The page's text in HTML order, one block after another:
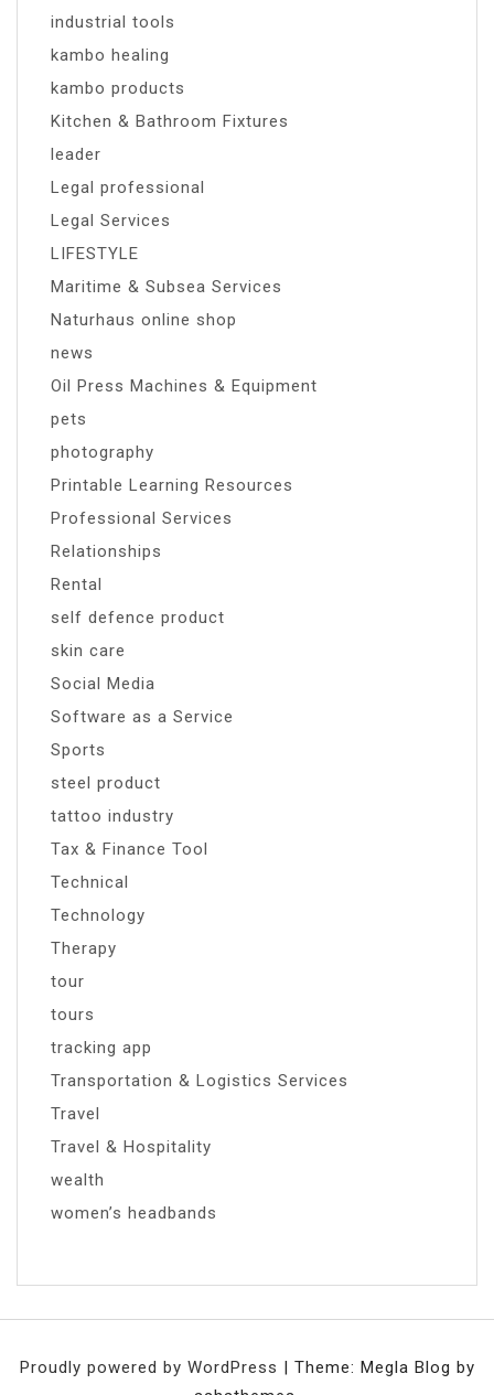
industrial tools
kambo healing
kambo products
Kitchen & Bathroom Fixtures
leader
Legal professional
Legal Services
LIFESTYLE
Maritime & Subsea Services
Naturhaus online shop
news
Oil Press Machines & Equipment
pets
photography
Printable Learning Resources
Professional Services
Relationships
Rental
self defence product
skin care
Social Media
Software as a Service
Sports
steel product
tattoo industry
Tax & Finance Tool
Technical
Technology
Therapy
tour
tours
tracking app
Transportation & Logistics Services
Travel
Travel & Hospitality
wealth
women’s headbands
Proudly powered by WordPress | Theme: Megla Blog by